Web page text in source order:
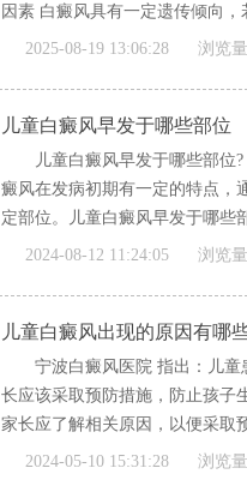
因素 白癜风具有一定遗传倾向
[全文]
2025-08-19 13:06:28 浏览
儿童白癜风早发于哪些部位
儿童白癜风早发于哪些部位
癜风在发病初期有一定的特点，
定部位。儿童白癜风早发于哪些
[全文]
2024-08-12 11:24:05 浏览
儿童白癜风出现的原因有哪
宁波白癜风医院 指出：儿
长应该采取预防措施，防止孩子
家长应了解相关原因，以便采取
[全文]
2024-05-10 15:31:28 浏览